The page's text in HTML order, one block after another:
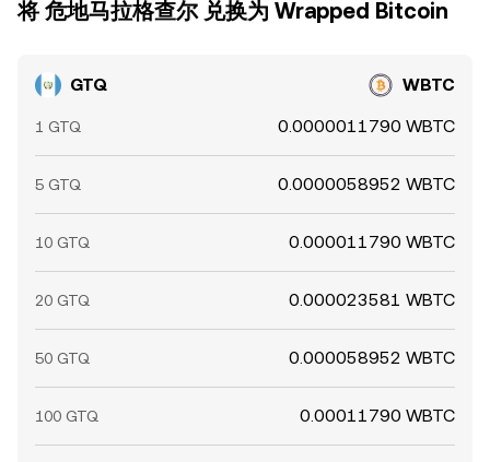
将 危地马拉格查尔 兑换为 Wrapped Bitcoin
GTQ WBTC
1 GTQ 0.0000011790 WBTC
5 GTQ 0.0000058952 WBTC
10 GTQ 0.000011790 WBTC
20 GTQ 0.000023581 WBTC
50 GTQ 0.000058952 WBTC
100 GTQ 0.00011790 WBTC